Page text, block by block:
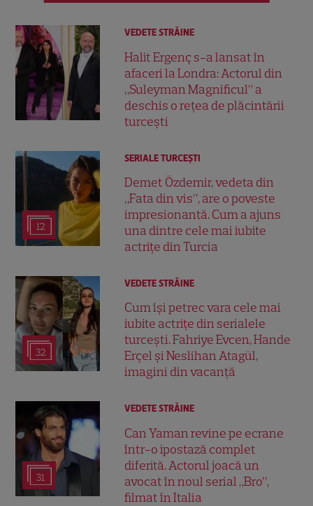
VEDETE STRĂINE
Halit Ergenç s-a lansat în
afaceri la Londra: Actorul din
„Suleyman Magnificul” a
deschis o rețea de plăcintării
turcești
12
SERIALE TURCEŞTI
Demet Özdemir, vedeta din
„Fata din vis”, are o poveste
impresionantă. Cum a ajuns
una dintre cele mai iubite
actrițe din Turcia
32
VEDETE STRĂINE
Cum își petrec vara cele mai
iubite actrițe din serialele
turcești. Fahriye Evcen, Hande
Erçel și Neslihan Atagül,
imagini din vacanță
31
VEDETE STRĂINE
Can Yaman revine pe ecrane
într-o ipostază complet
diferită. Actorul joacă un
avocat în noul serial „Bro”,
filmat în Italia